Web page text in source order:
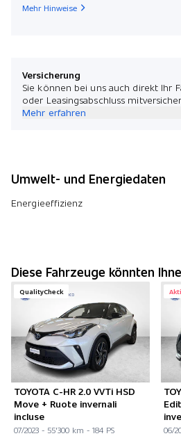
Mehr Hinweise
Versicherung
Sie können bei uns auch direkt Ihr
oder Leasingsabschluss
Mehr erfahren
Umwelt- und Energiedaten
Energieeffizienz
Diese Fahrzeuge könnten
QualityCheck
TOYOTA C-HR 2.0 VVTi HSD
Move + Ruote invernali
incluse
07/2023 - 55'300 km - 184 PS 06/